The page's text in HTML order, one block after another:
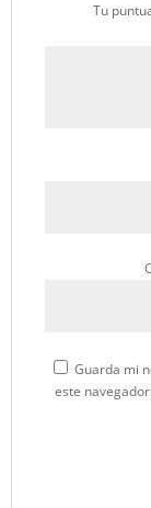
Tu
Guarda mi
este